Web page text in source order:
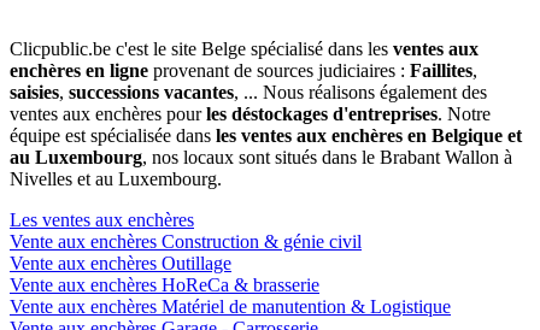
Clicpublic.be c'est le site Belge spécialisé dans les ventes aux
enchères en ligne provenant de sources judiciaires : Faillites,
saisies, successions vacantes, ... Nous réalisons également des
ventes aux enchères pourles déstockages d'entreprises. Notre
équipe est spécialisée dans les ventes aux enchères en Belgique et
au Luxembourg, nos locaux sont situés dans le Brabant Wallon à
Nivelles et au Luxembourg.
Les ventes aux enchères
Vente aux enchères Construction & génie civil
Vente aux enchères Outillage
Vente aux enchères HoReCa & brasserie
Vente aux enchères Matériel de manutention & Logistique